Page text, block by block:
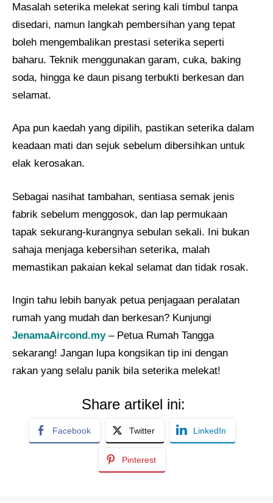
Masalah seterika melekat sering kali timbul tanpa
disedari, namun langkah pembersihan yang tepat
boleh mengembalikan prestasi seterika seperti
baharu. Teknik menggunakan garam, cuka, baking
soda, hingga ke daun pisang terbukti berkesan dan
selamat.
Apa pun kaedah yang dipilih, pastikan seterika dalam
keadaan mati dan sejuk sebelum dibersihkan untuk
elak kerosakan.
Sebagai nasihat tambahan, sentiasa semak jenis
fabrik sebelum menggosok, dan lap permukaan
tapak sekurang-kurangnya sebulan sekali. Ini bukan
sahaja menjaga kebersihan seterika, malah
memastikan pakaian kekal selamat dan tidak rosak.
Ingin tahu lebih banyak petua penjagaan peralatan
rumah yang mudah dan berkesan? Kunjungi
JenamaAircond.my– Petua Rumah Tangga
sekarang! Jangan lupa kongsikan tip ini dengan
rakan yang selalu panik bila seterika melekat!
Share artikel ini:
Facebook Twitter LinkedIn
Pinterest